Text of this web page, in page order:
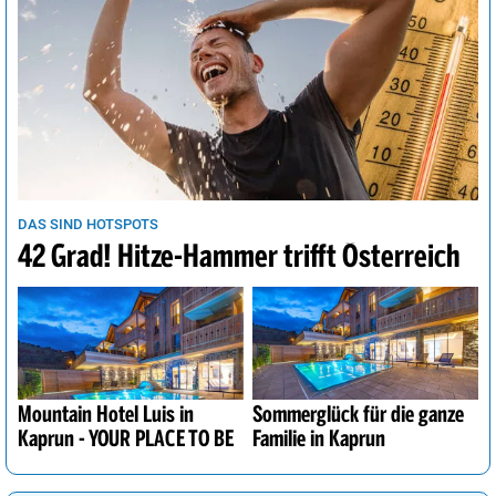
DAS SIND HOTSPOTS
42 Grad! Hitze-Hammer trifft Österreich
Mountain Hotel Luis in
Kaprun - YOUR PLACE TO BE
Sommerglück für die ganze
Familie in Kaprun